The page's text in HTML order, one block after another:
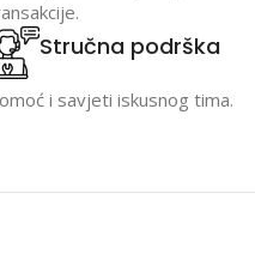
Stručna podrška
i savjeti iskusnog tima.